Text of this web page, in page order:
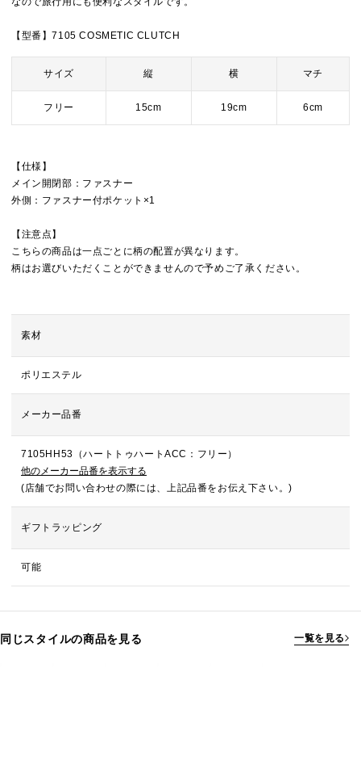
【型番】7105 COSMETIC CLUTCH
サイズ 縦 横 マチ
フリー 15cm 19cm 6cm
【仕様】
メイン開閉部：ファスナー
外側：ファスナー付ポケット×1
【注意点】
こちらの商品は一点ごとに柄の配置が異なります。
柄はお選びいただくことができませんので予めご了承ください。
素材
ポリエステル
メーカー品番
7105HH53（ハートトゥハートACC：フリー）
他のメーカー品番を表示する
(店舗でお問い合わせの際には、上記品番をお伝え下さい。)
ギフトラッピング
可能
同じスタイルの商品を見る 一覧を見る